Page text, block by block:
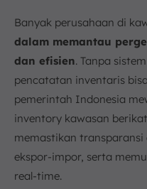
g. Laporan Mutasi
h. Laporan Mutasi
i. Laporan Produk
j. Laporan Sisa
k. Laporan Mutasi
6. Dampak Tidak
Kawasan Berikat
7. Persyaratan untuk
Optimal
Banyak perusahaan di
dalam memantau
dan efisien. Tanpa
pencatatan inventaris
pemerintah Indonesia
inventory kawasan
memastikan
ekspor-impor, serta
real-time.